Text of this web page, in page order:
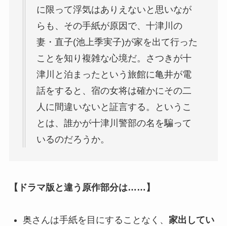
に限って浮気はありえないと思いなが
らも、その手紙が原因で、十津川の
妻・直子(池上季実子)が家を出て行った
ことを知り複雑な心境だ。さつきが十
津川と泊まったという旅館に亀井が電
話をすると、宿の女将は確かにその二
人に間違いないと証言する。というこ
とは、誰かが十津川警部の名を騙って
いるのだろうか。
【ドラマ版と違う原作部分は……】
奥さんは手紙を目にすることなく、 家出してい